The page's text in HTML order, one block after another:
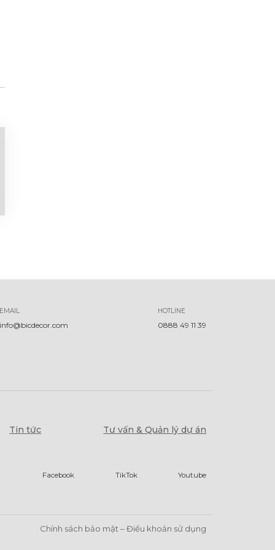
HOTLINE
0888 49 11 39
Tin tức Tư vấn & Quản lý dự án
Facebook TikTok Youtube
Chính sách bảo mật – Điều khoản sử dụng